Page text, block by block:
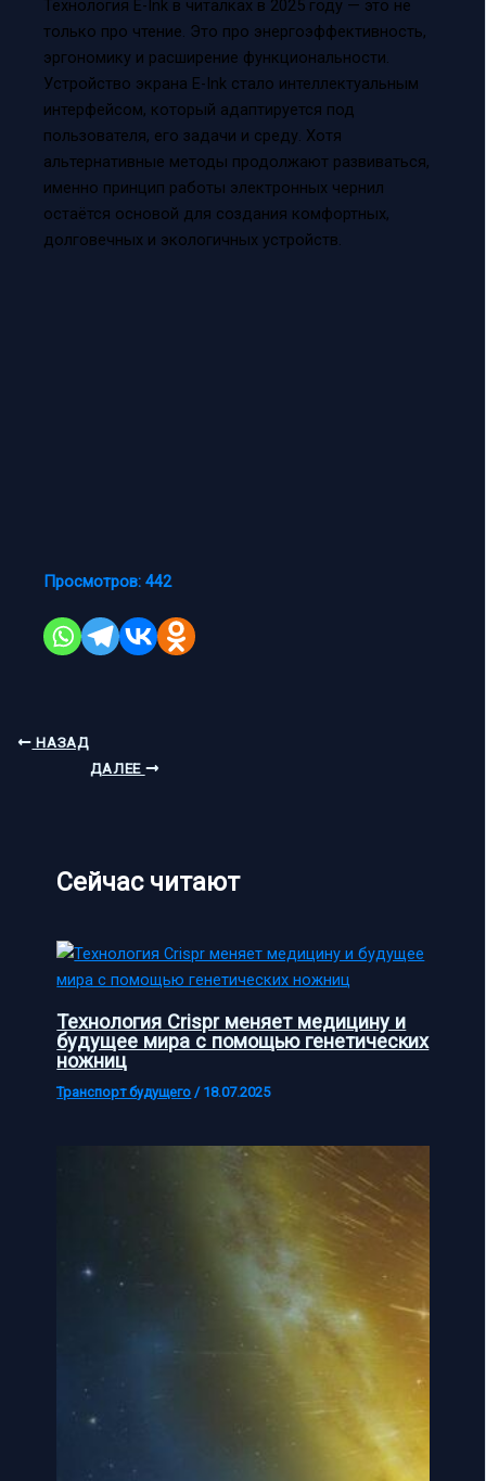
Технология E-Ink в читалках в 2025 году — это не
только про чтение. Это про энергоэффективность,
эргономику и расширение функциональности.
Устройство экрана E-Ink стало интеллектуальным
интерфейсом, который адаптируется под
пользователя, его задачи и среду. Хотя
альтернативные методы продолжают развиваться,
именно принцип работы электронных чернил
остаётся основой для создания комфортных,
долговечных и экологичных устройств.
Просмотров: 442
НАЗАД
ДАЛЕЕ
Сейчас читают
Технология Crispr меняет медицину и
будущее мира с помощью генетических
ножниц
Транспорт будущего / 18.07.2025